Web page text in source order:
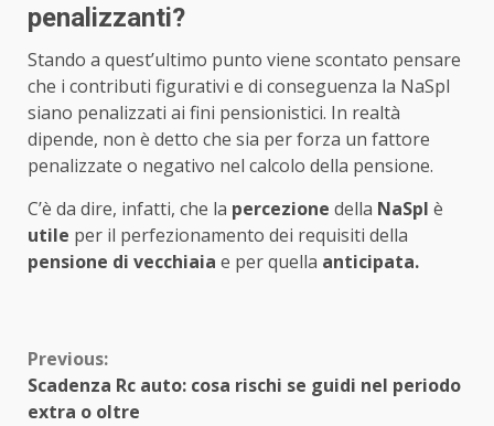
penalizzanti?
Stando a quest’ultimo punto viene scontato pensare
che i contributi figurativi e di conseguenza la NaSpI
siano penalizzati ai fini pensionistici. In realtà
dipende, non è detto che sia per forza un fattore
penalizzate o negativo nel calcolo della pensione.
C’è da dire, infatti, che la percezione della NaSpI è
utile per il perfezionamento dei requisiti della
pensione di vecchiaia e per quella anticipata.
Continue
Reading
Previous:
Scadenza Rc auto: cosa rischi se guidi nel periodo
extra o oltre